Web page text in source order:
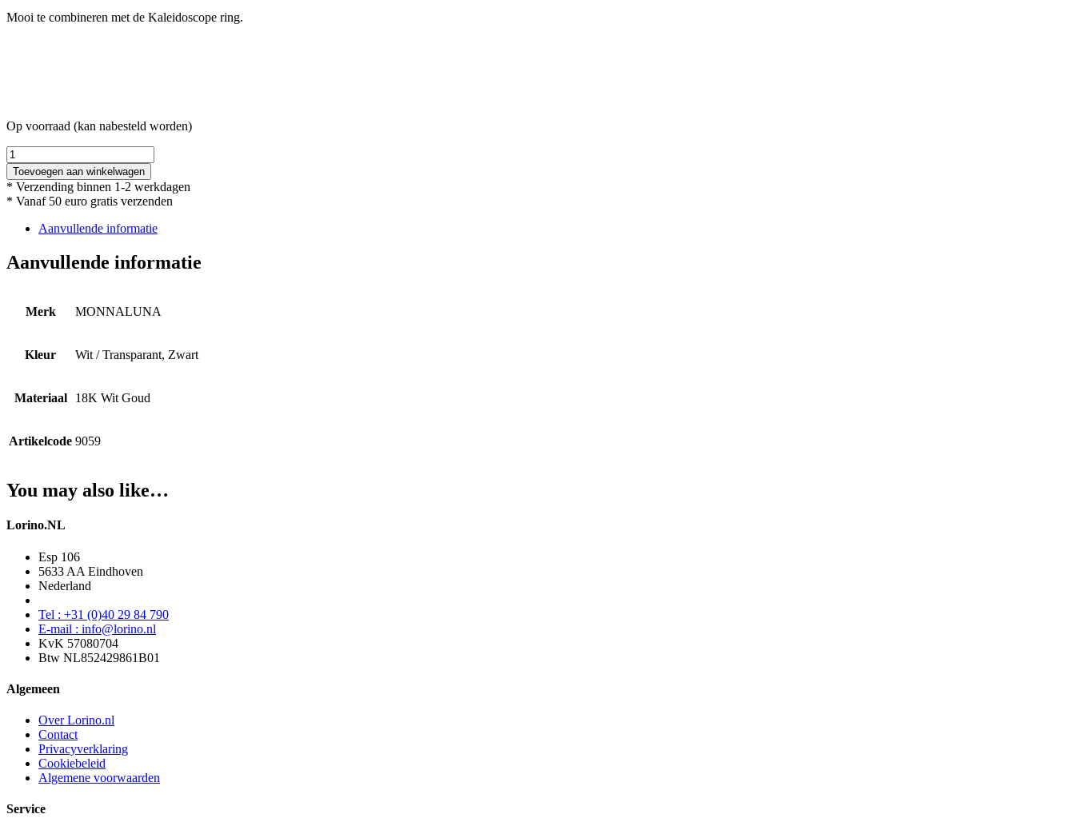
Mooi te combineren met de Kaleidoscope ring.
Op voorraad (kan nabesteld worden)
Armband
-
Kaleidoscope
Black
aantal
Toevoegen aan winkelwagen
* Verzending binnen 1-2 werkdagen
* Vanaf 50 euro gratis verzenden
Aanvullende informatie
Aanvullende informatie
Merk MONNALUNA
Kleur Wit / Transparant, Zwart
Materiaal 18K Wit Goud
Artikelcode 9059
You may also like…
Lorino.NL
Esp 106
5633 AA Eindhoven
Nederland
Tel : +31 (0)40 29 84 790
E-mail : info@lorino.nl
KvK 57080704
Btw NL852429861B01
Algemeen
Over Lorino.nl
Contact
Privacyverklaring
Cookiebeleid
Algemene voorwaarden
Service